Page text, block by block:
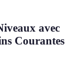
avec
Courantes